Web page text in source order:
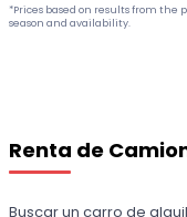
*Prices based on results from the
season and availability.
Renta de
Buscar un carro de